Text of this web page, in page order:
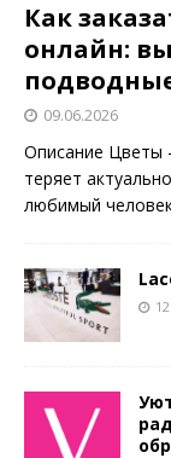
Как
онлайн:
09.06.2026
Описание Цветы
теряет
любимый